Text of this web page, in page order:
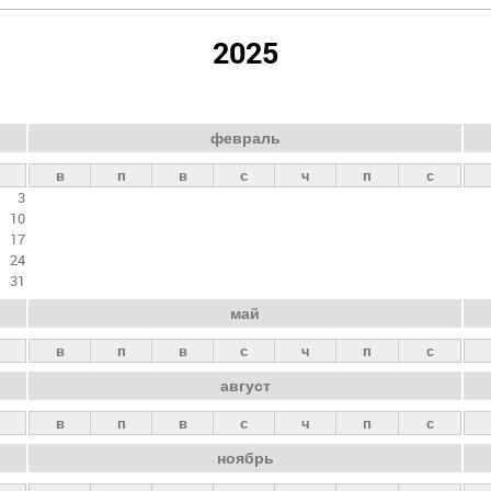
2025
3
10
17
24
31
февраль
в п в с ч п с
май
в п в с ч п с
август
в п в с ч п с
ноябрь